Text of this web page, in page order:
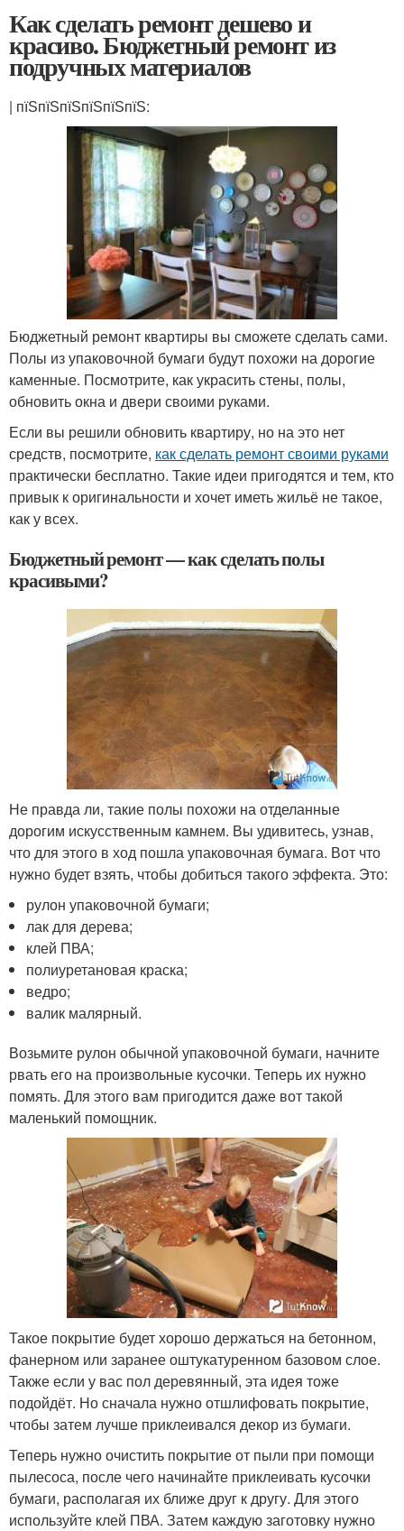
Как сделать ремонт дешево и
красиво. Бюджетный ремонт из
подручных материалов
| пїЅпїЅпїЅпїЅпїЅпїЅ:
Бюджетный ремонт квартиры вы сможете сделать сами.
Полы из упаковочной бумаги будут похожи на дорогие
каменные. Посмотрите, как украсить стены, полы,
обновить окна и двери своими руками.
Если вы решили обновить квартиру, но на это нет
средств, посмотрите, как сделать ремонт своими руками
практически бесплатно. Такие идеи пригодятся и тем, кто
привык к оригинальности и хочет иметь жильё не такое,
как у всех.
Бюджетный ремонт — как сделать полы
красивыми?
Не правда ли, такие полы похожи на отделанные
дорогим искусственным камнем. Вы удивитесь, узнав,
что для этого в ход пошла упаковочная бумага. Вот что
нужно будет взять, чтобы добиться такого эффекта. Это:
рулон упаковочной бумаги;
лак для дерева;
клей ПВА;
полиуретановая краска;
ведро;
валик малярный.
Возьмите рулон обычной упаковочной бумаги, начните
рвать его на произвольные кусочки. Теперь их нужно
помять. Для этого вам пригодится даже вот такой
маленький помощник.
Такое покрытие будет хорошо держаться на бетонном,
фанерном или заранее оштукатуренном базовом слое.
Также если у вас пол деревянный, эта идея тоже
подойдёт. Но сначала нужно отшлифовать покрытие,
чтобы затем лучше приклеивался декор из бумаги.
Теперь нужно очистить покрытие от пыли при помощи
пылесоса, после чего начинайте приклеивать кусочки
бумаги, располагая их ближе друг к другу. Для этого
используйте клей ПВА. Затем каждую заготовку нужно